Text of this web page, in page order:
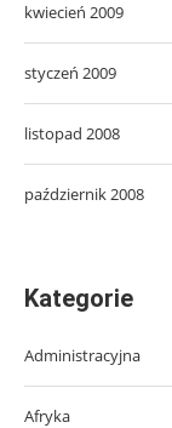
kwiecień 2009
styczeń 2009
listopad 2008
październik 2008
Kategorie
Administracyjna
Afryka